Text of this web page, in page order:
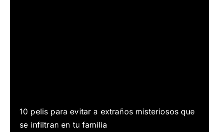
10 pelis para evitar a extraños misteriosos que
se infiltran en tu familia